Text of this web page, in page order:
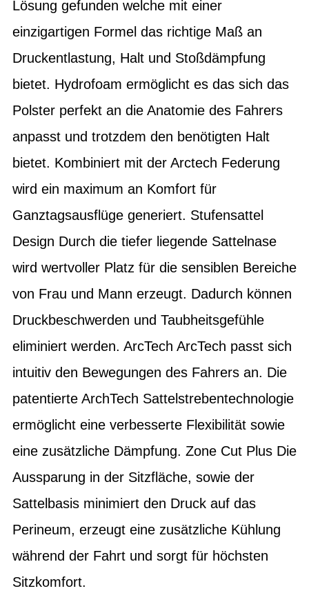
Lösung gefunden welche mit einer
einzigartigen Formel das richtige Maß an
Druckentlastung, Halt und Stoßdämpfung
bietet. Hydrofoam ermöglicht es das sich das
Polster perfekt an die Anatomie des Fahrers
anpasst und trotzdem den benötigten Halt
bietet. Kombiniert mit der Arctech Federung
wird ein maximum an Komfort für
Ganztagsausflüge generiert. Stufensattel
Design Durch die tiefer liegende Sattelnase
wird wertvoller Platz für die sensiblen Bereiche
von Frau und Mann erzeugt. Dadurch können
Druckbeschwerden und Taubheitsgefühle
eliminiert werden. ArcTech ArcTech passt sich
intuitiv den Bewegungen des Fahrers an. Die
patentierte ArchTech Sattelstrebentechnologie
ermöglicht eine verbesserte Flexibilität sowie
eine zusätzliche Dämpfung. Zone Cut Plus Die
Aussparung in der Sitzfläche, sowie der
Sattelbasis minimiert den Druck auf das
Perineum, erzeugt eine zusätzliche Kühlung
während der Fahrt und sorgt für höchsten
Sitzkomfort.